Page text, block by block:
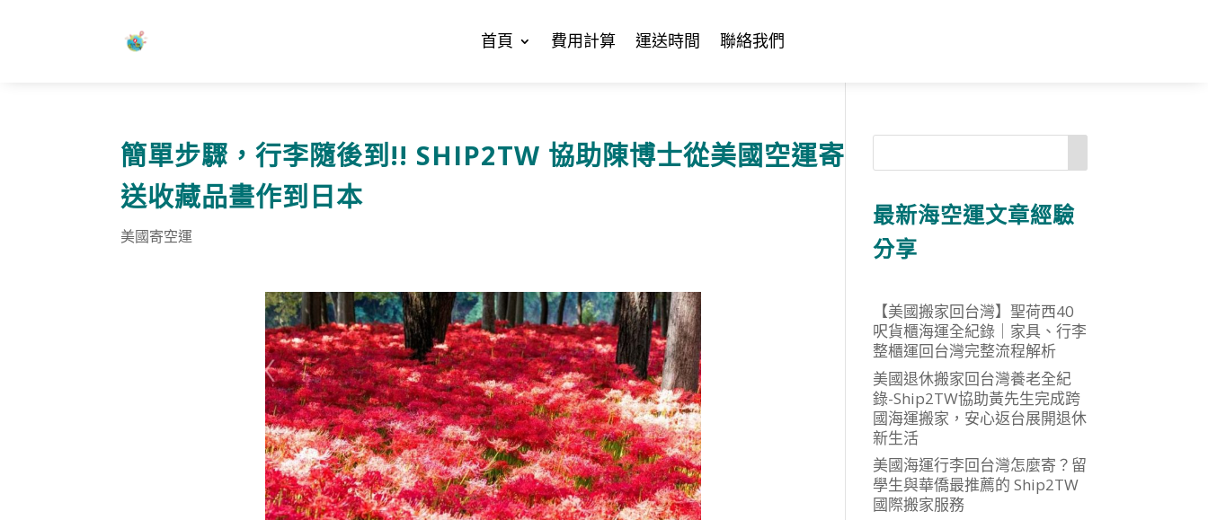
首頁 費用計算 運送時間 聯絡我們
簡單步驟，行李隨後到!! SHIP2TW 協助陳博士從美國空運寄
送收藏品畫作到日本
美國寄空運
最新海空運文章經驗
分享
【美國搬家回台灣】聖荷西40
呎貨櫃海運全紀錄｜家具、行李
整櫃運回台灣完整流程解析
美國退休搬家回台灣養老全紀
錄-Ship2TW協助黃先生完成跨
國海運搬家，安心返台展開退休
新生活
美國海運行李回台灣怎麼寄？留
學生與華僑最推薦的 Ship2TW
國際搬家服務